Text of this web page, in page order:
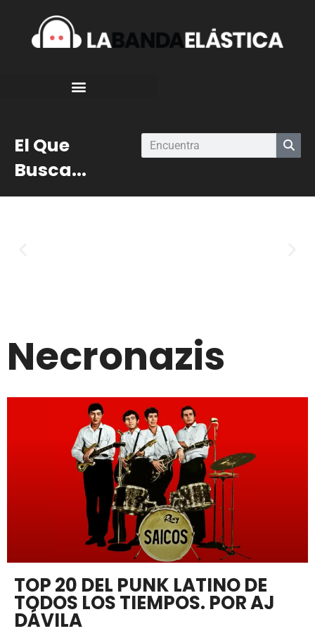
El Que
Busca...
Necronazis
TOP 20 DEL PUNK LATINO DE
TODOS LOS TIEMPOS. POR AJ
DÁVILA